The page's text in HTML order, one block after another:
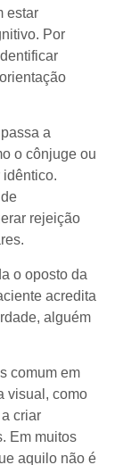
estar
Por
a
o cônjuge ou
idêntico.
rejeição
o oposto da
acredita
alguém
comum em
visual, como
criar
Em muitos
aquilo não é